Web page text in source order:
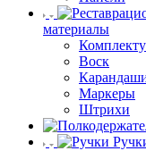
материалы
Воск
Маркеры
Штрихи